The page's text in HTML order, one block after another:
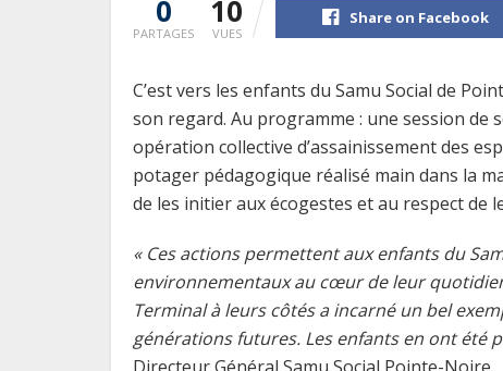
0
PARTAGES
10
VUES
Share on Facebook
C’est vers les enfants du Samu Social de
son regard. Au programme : une session
opération collective d’assainissement des
potager pédagogique réalisé main dans la
de les initier aux écogestes et au respect de
« Ces actions permettent aux enfants du
environnementaux au cœur de leur
Terminal à leurs côtés a incarné un bel
générations futures. Les enfants en ont été